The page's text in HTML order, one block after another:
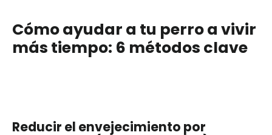
Cómo ayudar a tu perro a vivir
más tiempo: 6 métodos clave
Reducir el envejecimiento por